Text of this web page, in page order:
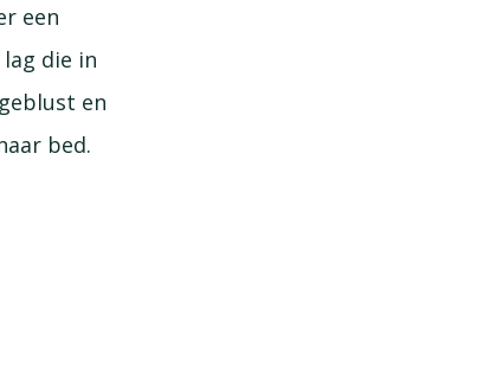
een
die in
en
bed.